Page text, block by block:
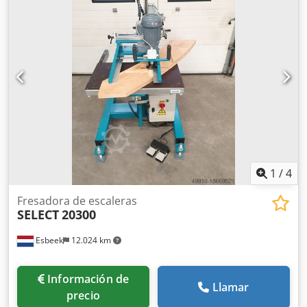
1 /4
Esbeek 12.024 km
Fresadora de escaleras
SELECT20300
Información de
precio
Llamar